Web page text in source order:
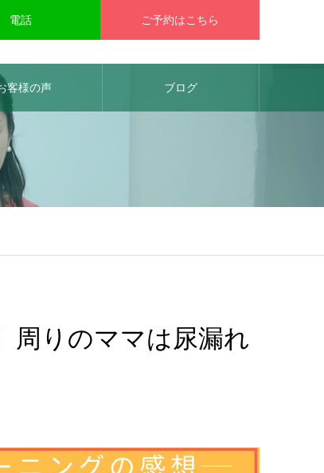
電話 ご予約はこちら
客様の声 ブログ
周りのママは尿漏れ